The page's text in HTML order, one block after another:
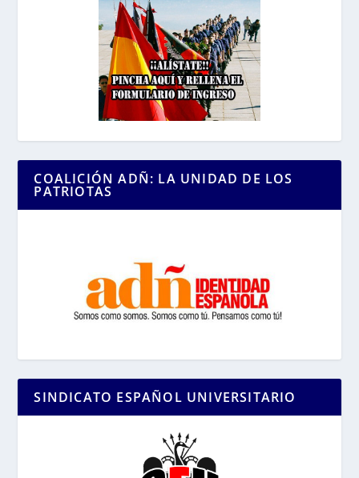
COALICIÓN ADÑ: LA UNIDAD DE LOS
PATRIOTAS
SINDICATO ESPAÑOL UNIVERSITARIO